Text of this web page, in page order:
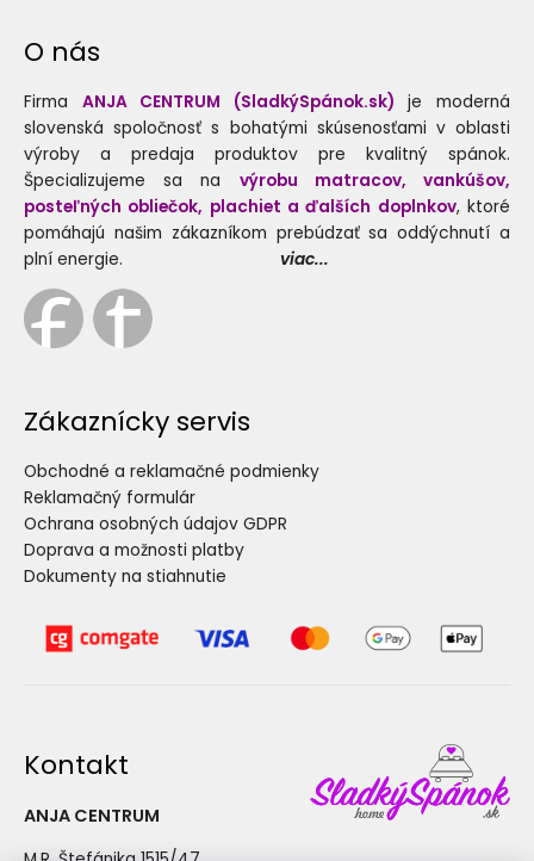
O nás
Firma ANJA CENTRUM (SladkýSpánok.sk) je moderná
slovenská spoločnosť s bohatými skúsenosťami v oblasti
výroby a predaja produktov pre kvalitný spánok.
Špecializujeme sa na výrobu matracov, vankúšov,
posteľných obliečok, plachiet a ďalších doplnkov, ktoré
pomáhajú našim zákazníkom prebúdzať sa oddýchnutí a
plní energie. viac...
Zákaznícky servis
Obchodné a reklamačné podmienky
Reklamačný formulár
Ochrana osobných údajov GDPR
Doprava a možnosti platby
Dokumenty na stiahnutie
Kontakt
ANJA CENTRUM